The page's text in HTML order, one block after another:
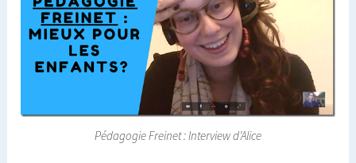
Pédagogie Freinet : Interview d’Alice